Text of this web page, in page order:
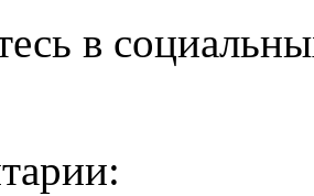
в